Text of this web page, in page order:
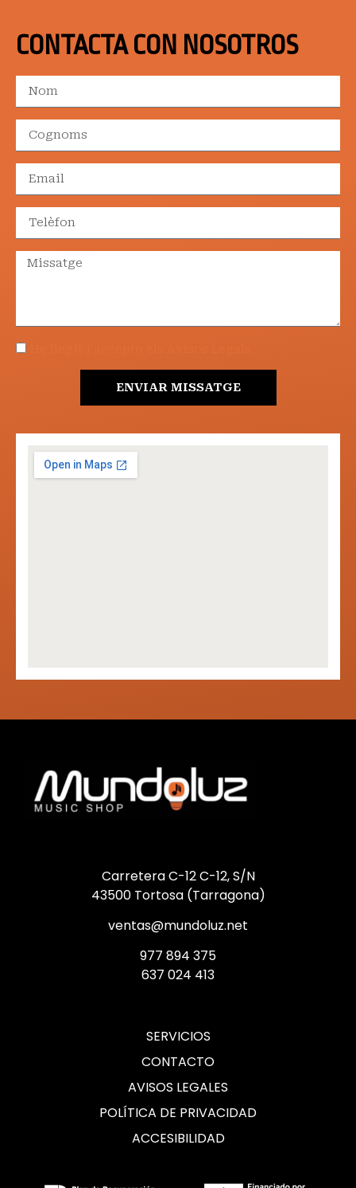
CONTACTA CON NOSOTROS
ENVIAR MISSATGE
Carretera C-12 C-12, S/N
43500 Tortosa (Tarragona)
ventas@mundoluz.net
977 894 375
637 024 413
SERVICIOS
CONTACTO
AVISOS LEGALES
POLÍTICA DE PRIVACIDAD
ACCESIBILIDAD